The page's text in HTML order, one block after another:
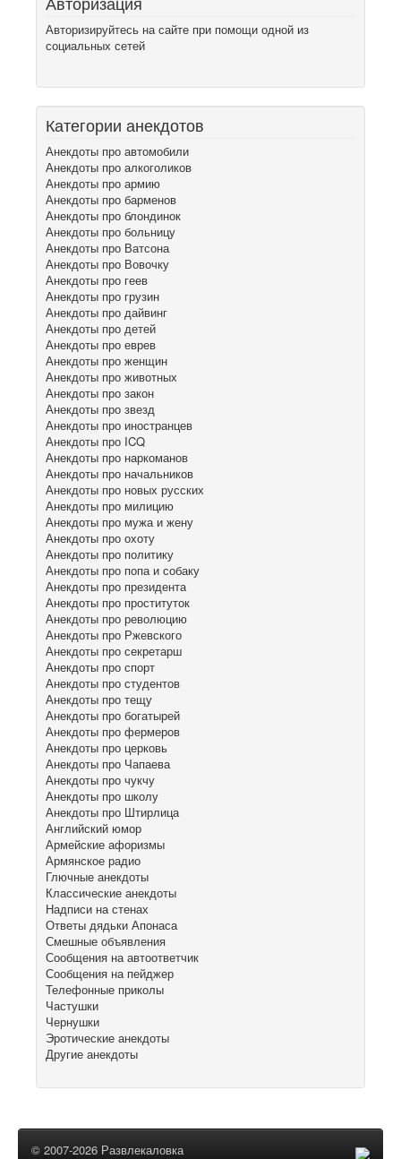
Авторизируйтесь на сайте при помощи одной из
социальных сетей
Категории анекдотов
Анекдоты про автомобили
Анекдоты про алкоголиков
Анекдоты про армию
Анекдоты про барменов
Анекдоты про блондинок
Анекдоты про больницу
Анекдоты про Ватсона
Анекдоты про Вовочку
Анекдоты про геев
Анекдоты про грузин
Анекдоты про дайвинг
Анекдоты про детей
Анекдоты про еврев
Анекдоты про женщин
Анекдоты про животных
Анекдоты про закон
Анекдоты про звезд
Анекдоты про иностранцев
Анекдоты про ICQ
Анекдоты про наркоманов
Анекдоты про начальников
Анекдоты про новых русских
Анекдоты про милицию
Анекдоты про мужа и жену
Анекдоты про охоту
Анекдоты про политику
Анекдоты про попа и собаку
Анекдоты про президента
Анекдоты про проституток
Анекдоты про революцию
Анекдоты про Ржевского
Анекдоты про секретарш
Анекдоты про спорт
Анекдоты про студентов
Анекдоты про тещу
Анекдоты про богатырей
Анекдоты про фермеров
Анекдоты про церковь
Анекдоты про Чапаева
Анекдоты про чукчу
Анекдоты про школу
Анекдоты про Штирлица
Английский юмор
Армейские афоризмы
Армянское радио
Глючные анекдоты
Классические анекдоты
Надписи на стенах
Ответы дядьки Апонаса
Смешные объявления
Сообщения на автоответчик
Сообщения на пейджер
Телефонные приколы
Частушки
Чернушки
Эротические анекдоты
Другие анекдоты
© 2007-2026 Развлекаловка